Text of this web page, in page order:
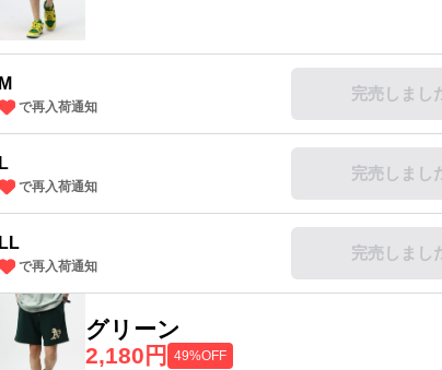
M
で再入荷通知
完売しまし
L
で再入荷通知
完売しまし
LL
で再入荷通知
完売しまし
グリーン
2,180円
49%OFF